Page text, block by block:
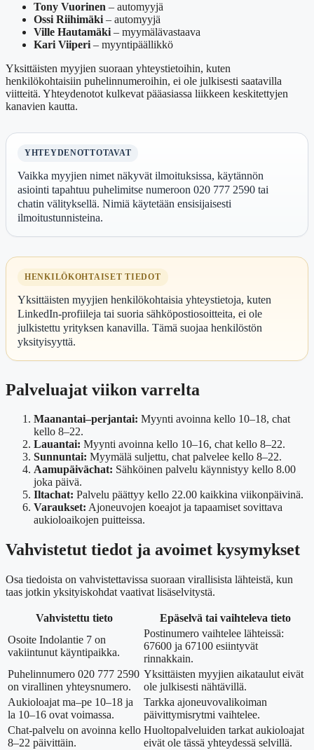
Tony Vuorinen – automyyjä
Ossi Riihimäki – automyyjä
Ville Hautamäki – myymälävastaava
Kari Viiperi – myyntipäällikkö
Yksittäisten myyjien suoraan yhteystietoihin, kuten
henkilökohtaisiin puhelinnumeroihin, ei ole julkisesti saatavilla
viitteitä. Yhteydenotot kulkevat pääasiassa liikkeen keskitettyjen
kanavien kautta.
YHTEYDENOTTOTAVAT
Vaikka myyjien nimet näkyvät ilmoituksissa, käytännön
asiointi tapahtuu puhelimitse numeroon 020 777 2590 tai
chatin välityksellä. Nimiä käytetään ensisijaisesti
ilmoitustunnisteina.
HENKILÖKOHTAISET TIEDOT
Yksittäisten myyjien henkilökohtaisia yhteystietoja, kuten
LinkedIn-profiileja tai suoria sähköpostiosoitteita, ei ole
julkistettu yrityksen kanavilla. Tämä suojaa henkilöstön
yksityisyyttä.
Palveluajat viikon varrelta
Maanantai–perjantai: Myynti avoinna kello 10–18, chat
kello 8–22.
Lauantai: Myynti avoinna kello 10–16, chat kello 8–22.
Sunnuntai: Myymälä suljettu, chat palvelee kello 8–22.
Aamupäivächat: Sähköinen palvelu käynnistyy kello 8.00
joka päivä.
Iltachat: Palvelu päättyy kello 22.00 kaikkina viikonpäivinä.
Varaukset: Ajoneuvojen koeajot ja tapaamiset sovittava
aukioloaikojen puitteissa.
Vahvistetut tiedot ja avoimet kysymykset
Osa tiedoista on vahvistettavissa suoraan virallisista lähteistä, kun
taas jotkin yksityiskohdat vaativat lisäselvitystä.
Vahvistettu tieto
Epäselvä tai vaihteleva tieto
Osoite Indolantie 7 on
vakiintunut käyntipaikka.
Postinumero vaihtelee lähteissä:
67600 ja 67100 esiintyvät
rinnakkain.
Puhelinnumero 020 777 2590
on virallinen yhteysnumero.
Yksittäisten myyjien aikataulut eivät
ole julkisesti nähtävillä.
Aukioloajat ma–pe 10–18 ja
la 10–16 ovat voimassa.
Tarkka ajoneuvovalikoiman
päivittymisrytmi vaihtelee.
Chat-palvelu on avoinna kello
8–22 päivittäin.
Huoltopalveluiden tarkat aukioloajat
eivät ole tässä yhteydessä selvillä.